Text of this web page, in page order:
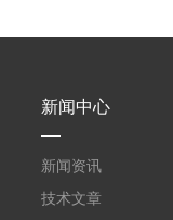
新闻中心
新闻资讯
技术文章